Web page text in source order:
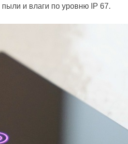
и влаги по уровню IP 67.